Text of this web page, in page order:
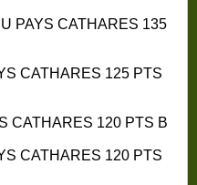
PAYS CATHARES 135
CATHARES 125 PTS
CATHARES 120 PTS B
CATHARES 120 PTS